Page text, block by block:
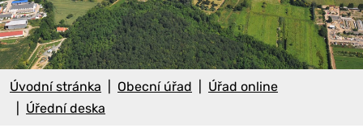
Úvodní stránka Obecní úřad
Úřad online
Úřední deska